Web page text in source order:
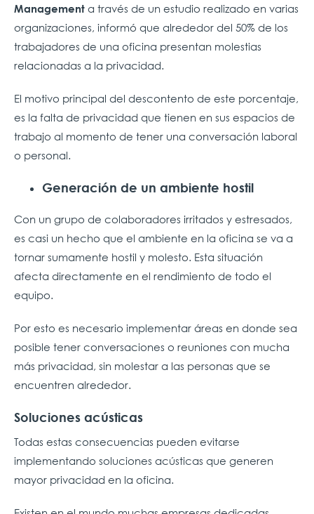
Management a través de un estudio realizado en varias
organizaciones, informó que alrededor del 50% de los
trabajadores de una oficina presentan molestias
relacionadas a la privacidad.
El motivo principal del descontento de este porcentaje,
es la falta de privacidad que tienen en sus espacios de
trabajo al momento de tener una conversación laboral
o personal.
Generación de un ambiente hostil
Con un grupo de colaboradores irritados y estresados,
es casi un hecho que el ambiente en la oficina se va a
tornar sumamente hostil y molesto. Esta situación
afecta directamente en el rendimiento de todo el
equipo.
Por esto es necesario implementar áreas en donde sea
posible tener conversaciones o reuniones con mucha
más privacidad, sin molestar a las personas que se
encuentren alrededor.
Soluciones acústicas
Todas estas consecuencias pueden evitarse
implementando soluciones acústicas que generen
mayor privacidad en la oficina.